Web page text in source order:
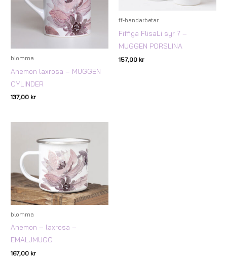
blomma
Anemon laxrosa – MUGGEN
CYLINDER
137,00 kr
ff-handarbetar
Fiffiga FlisaLi syr 7 –
MUGGEN PORSLINA
157,00 kr
blomma
Anemon – laxrosa –
EMALJMUGG
167,00 kr